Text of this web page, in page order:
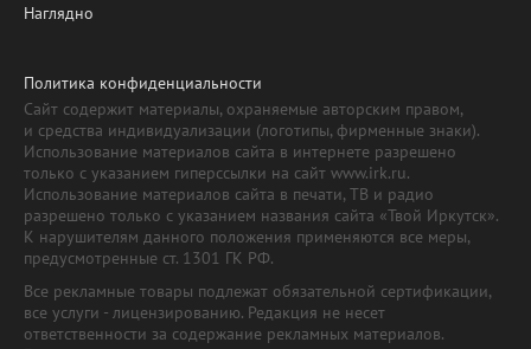
Наглядно
Политика конфиденциальности
Сайт содержит материалы, охраняемые авторским правом,
и средства индивидуализации (логотипы, фирменные знаки).
Использование материалов сайта в интернете разрешено
только с указанием гиперссылки на сайт www.irk.ru.
Использование материалов сайта в печати, ТВ и радио
разрешено только с указанием названия сайта «Твой Иркутск».
К нарушителям данного положения применяются все меры,
предусмотренные ст. 1301 ГК РФ.
Все рекламные товары подлежат обязательной сертификации,
все услуги - лицензированию. Редакция не несет
ответственности за содержание рекламных материалов.